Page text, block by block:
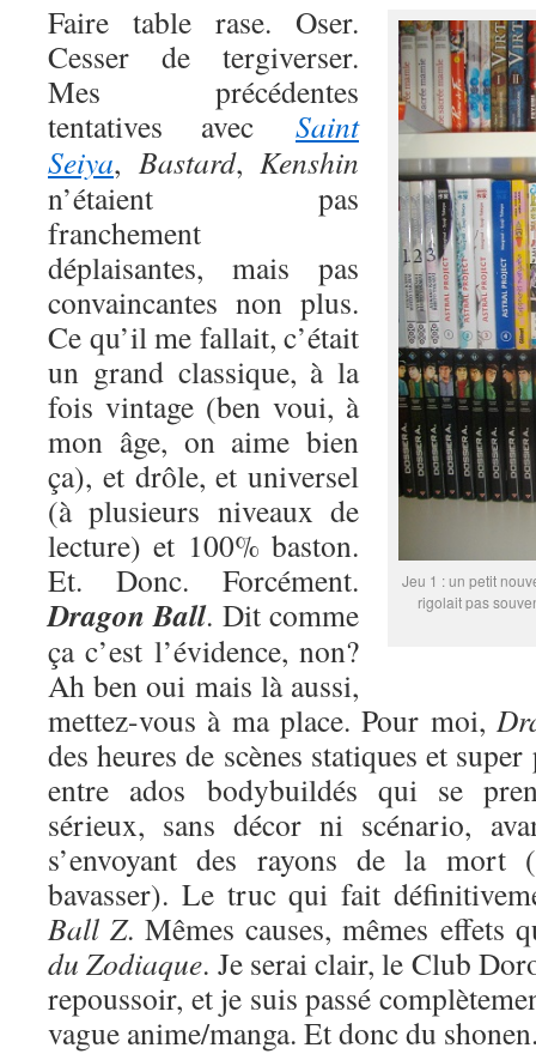
Jeu 1 : un petit
rigolait pas
Faire table rase. Oser.
Cesser de tergiverser.
Mes précédentes
tentatives avec Saint
Seiya, Bastard, Kenshin
n’étaient pas
franchement
déplaisantes, mais pas
convaincantes non plus.
Ce qu’il me fallait, c’était
un grand classique, à la
fois vintage (ben voui, à
mon âge, on aime bien
ça), et drôle, et universel
(à plusieurs niveaux de
lecture) et 100% baston.
Et. Donc. Forcément.
Dragon Ball. Dit comme
ça c’est l’évidence, non?
Ah ben oui mais là aussi,
mettez-vous à ma place. Pour moi,
des heures de scènes statiques et
entre ados bodybuildés qui se
sérieux, sans décor ni scénario,
s’envoyant des rayons de la mort
bavasser). Le truc qui fait
Ball Z. Mêmes causes, mêmes effets
du Zodiaque. Je serai clair, le Club
repoussoir, et je suis passé
vague anime/manga. Et donc du